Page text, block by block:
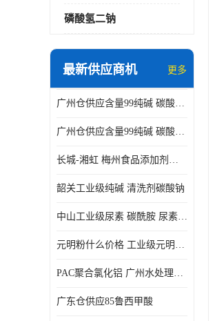
磷酸氢二钠
最新供应商机 更多
广州仓供应含量99纯碱 碳酸钠 工业级99含量水处理 酸类中和
广州仓供应含量99纯碱 碳酸钠 工业级99含量水处理 生活洗涤
长城-湘虹 梅州食品添加剂焦亚硫酸钠 作防腐剂
韶关工业级纯碱 清洗剂碳酸钠
中山工业级尿素 碳酰胺 尿素是一种高浓度氮肥
元明粉什么价格 工业级元明粉 无水硫酸钠 硫酸钠 合成洗涤剂的填充料
PAC聚合氯化铝 广州水处理药剂聚合氯化铝PAC 工业污水废水城镇生活污水的净化处理
广东仓供应85鲁西甲酸